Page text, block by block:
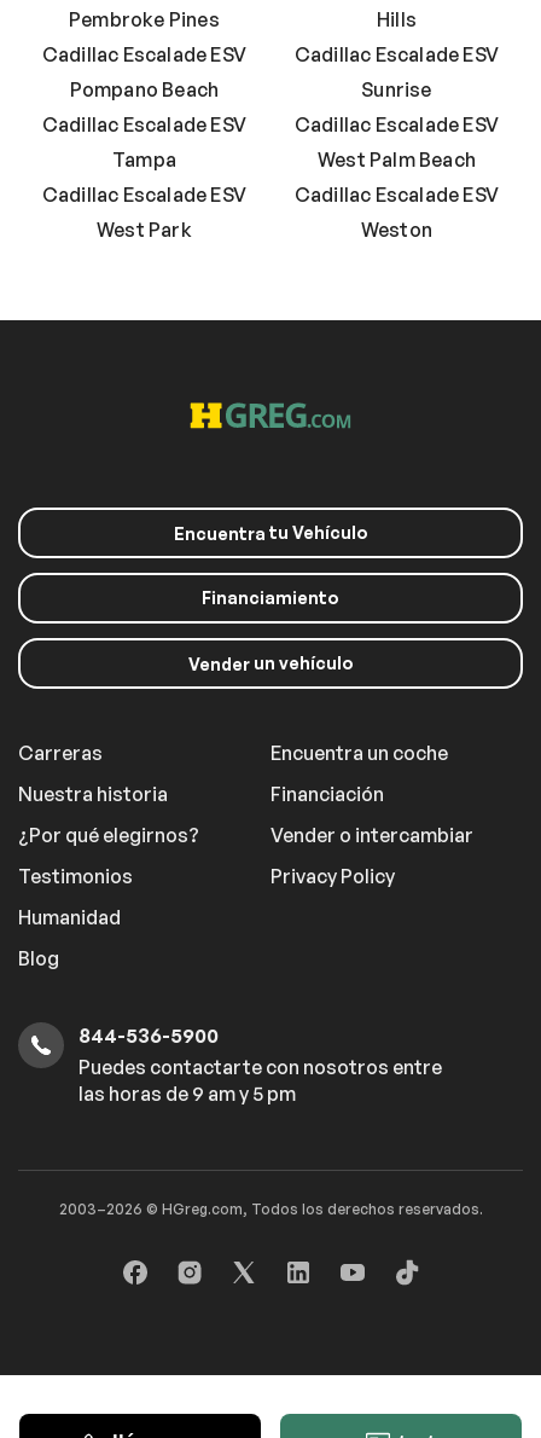
Pembroke Pines
Hills
Cadillac Escalade ESV
Pompano Beach
Cadillac Escalade ESV
Sunrise
Cadillac Escalade ESV
Tampa
Cadillac Escalade ESV
West Palm Beach
Cadillac Escalade ESV
West Park
Cadillac Escalade ESV
Weston
Encuentra tu Vehículo
Financiamiento
Venderun vehículo
Carreras
Nuestra historia
¿Por qué elegirnos?
Testimonios
Humanidad
Blog
Encuentra un coche
Financiación
Vender o intercambiar
Privacy Policy
844-536-5900
Puedes contactarte con nosotros entre
las horas de 9 am y 5 pm
2003–2026 © HGreg.com, Todos los derechos reservados.